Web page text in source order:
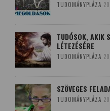
TUDOMÁNYPLÁZA
TUDÓSOK, AKIK
LÉTEZÉSÉRE
TUDOMÁNYPLÁZA
SZÖVEGES
TUDOMÁNYPLÁZA